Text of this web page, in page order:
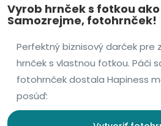
Vyrob hrnček s fotkou
Samozrejme, fotohrnček!
Perfektný biznisový darček pre
hrnček s vlastnou fotkou. Páči
fotohrnček dostala Hapiness
posúď: